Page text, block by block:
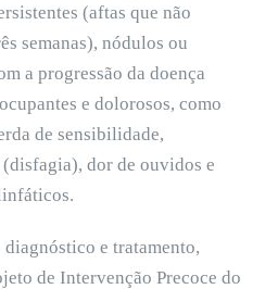
(aftas que não
semanas), nódulos ou
a progressão da doença
e dolorosos, como
de sensibilidade,
dor de ouvidos e
diagnóstico e tratamento,
de Intervenção Precoce do